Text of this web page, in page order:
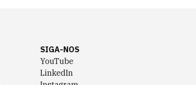
SIGA-NOS
YouTube
LinkedIn